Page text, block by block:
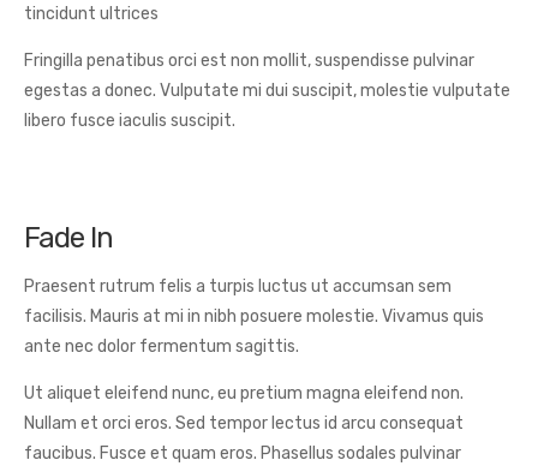
tincidunt ultrices
Fringilla penatibus orci est non mollit, suspendisse pulvinar
egestas a donec. Vulputate mi dui suscipit, molestie vulputate
libero fusce iaculis suscipit.
Fade In
Praesent rutrum felis a turpis luctus ut accumsan sem
facilisis. Mauris at mi in nibh posuere molestie. Vivamus quis
ante nec dolor fermentum sagittis.
Ut aliquet eleifend nunc, eu pretium magna eleifend non.
Nullam et orci eros. Sed tempor lectus id arcu consequat
faucibus. Fusce et quam eros. Phasellus sodales pulvinar